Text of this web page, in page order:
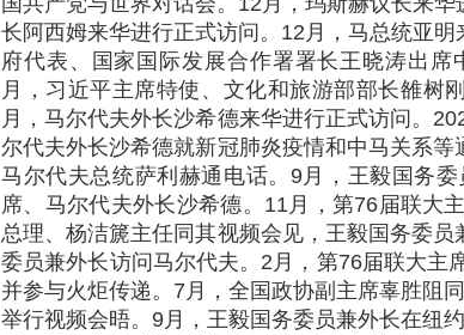
长阿西姆来华进行正式访问。12月，马总统亚
府代表、国家国际发展合作署署长王晓涛出
月，习近平主席特使、文化和旅游部部长雒树
月，马尔代夫外长沙希德来华进行正式访问。
尔代夫外长沙希德就新冠肺炎疫情和中马关系
马尔代夫总统萨利赫通电话。9月，王毅国务
席、马尔代夫外长沙希德。11月，第76届联大
总理、杨洁篪主任同其视频会见，王毅国务委
委员兼外长访问马尔代夫。2月，第76届联大主
并参与火炬传递。7月，全国政协副主席辜胜阻
举行视频会晤。9月，王毅国务委员兼外长在纽